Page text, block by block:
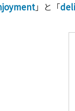
」と「